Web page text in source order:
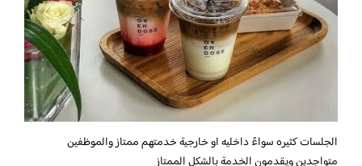
الجلسات كثيره سواءً داخليه او خارجية خدمتهم ممتاز والموظفين
متواجدين ويقدمون الخدمة بالشكل الممتاز